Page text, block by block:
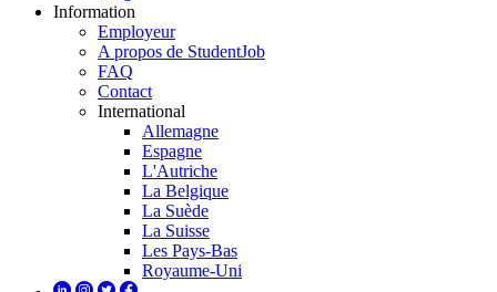
Information
Employeur
A propos de StudentJob
FAQ
Contact
International
Allemagne
Espagne
L'Autriche
La Belgique
La Suède
La Suisse
Les Pays-Bas
Royaume-Uni